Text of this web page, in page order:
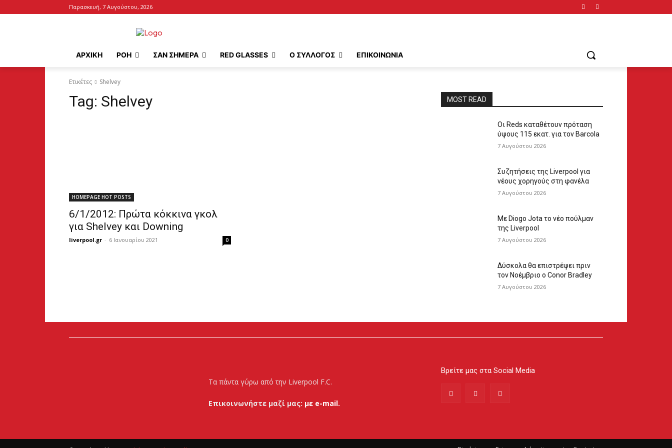
Παρασκευή, 7 Αυγούστου, 2026
ΑΡΧΙΚΉ ΡΟΗ ΣΑΝ ΣΗΜΕΡΑ RED GLASSES Ο ΣΥΛΛΟΓΟΣ ΕΠΙΚΟΙΝΩΝΙΑ
Ετικέτες Shelvey
Tag: Shelvey
HOMEPAGE HOT POSTS
6/1/2012: Πρώτα κόκκινα γκολ
για Shelvey και Downing
liverpool.gr - 6 Ιανουαρίου 2021 0
MOST READ
Οι Reds καταθέτουν πρόταση
ύψους 115 εκατ. για τον Barcola
7 Αυγούστου 2026
Συζητήσεις της Liverpool για
νέους χορηγούς στη φανέλα
7 Αυγούστου 2026
Με Diogo Jota το νέο πούλμαν
της Liverpool
7 Αυγούστου 2026
Δύσκολα θα επιστρέψει πριν
τον Νοέμβριο ο Conor Bradley
7 Αυγούστου 2026
Τα πάντα γύρω από την Liverpool F.C.
Επικοινωνήστε μαζί μας: με e-mail.
Βρείτε μας στα Social Media